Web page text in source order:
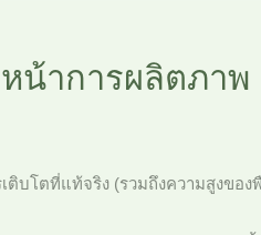
น้าการผลิตภาพ
ติบโตที่แท้จริง (รวมถึงความสูงขอ